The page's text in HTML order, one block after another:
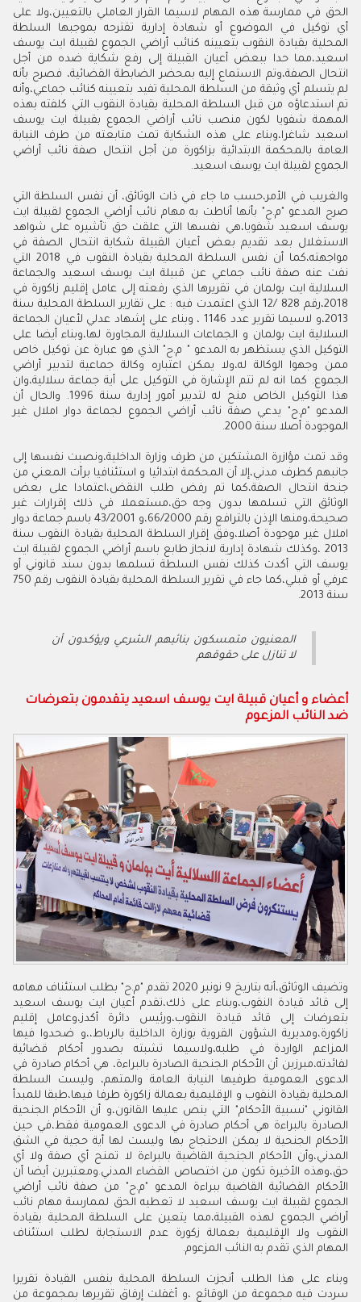
الحق في ممارسة هذه المهام لاسيما القرار العاملي بالتعيين،ولا على
أي توكيل في الموضوع أو شهادة إدارية تقترحه بموجبها السلطة
المحلية بقيادة النقوب بتعيينه كنائب أراضي الجموع لقبيلة ايت يوسف
اسعيد،مما حدا ببعض أعيان القبيلة إلى رفع شكاية ضده من أجل
انتحال الصفة،وتم الاستماع إليه بمحضر الضابطة القضائية، فصرح بأنه
لم يتسلم أي وثيقة من السلطة المحلية تفيد بتعيينه كنائب جماعي،وأنه
تم استدعاؤه من قبل السلطة المحلية بقيادة النقوب التي كلفته بهذه
المهمة شفويا لكون منصب نائب أراضي الجموع بقبيلة ايت يوسف
اسعيد شاغرا،وبناء على هذه الشكاية تمت متابعته من طرف النيابة
العامة بالمحكمة الابتدائية بزاكورة من أجل انتحال صفة نائب أراضي
الجموع لقبيلة ايت يوسف اسعيد.
والغريب في الأمر،حسب ما جاء في ذات الوثائق، أن نفس السلطة التي
صرح المدعو "م.ح" بأنها أناطت به مهام نائب أراضي الجموع لقبيلة ايت
يوسف اسعيد شفويا،هي نفسها التي علقت حق تأشيره على شواهد
الاستغلال بعد تقديم بعض أعيان القبيلة شكاية انتحال الصفة في
مواجهته،كما أن نفس السلطة المحلية بقيادة النقوب في 2018 التي
نفت عنه صفة نائب جماعي عن قبيلة ايت يوسف اسعيد والجماعة
السلالية ايت بولمان في تقريرها الذي رفعته إلى عامل إقليم زاكورة في
2018،رقم 828 /12 الذي اعتمدت فيه : على تقارير السلطة المحلية سنة
2013،و لاسيما تقرير عدد 1146 ، وبناء على إشهاد عدلي لأعيان الجماعة
السلالية ايت بولمان و الجماعات السلالية المجاورة لها،وبناء أيضا على
التوكيل الذي يستظهر به المدعو " م.ح" الذي هو عبارة عن توكيل خاص
ممن وجهوا الوكالة له،ولا يمكن اعتباره وكالة جماعية لتدبير أراضي
الجموع. كما انه لم تتم الإشارة في التوكيل على أية جماعة سلالية،وان
هذا التوكيل الخاص منح له لتدبير أمور إدارية سنة 1996. والحال أن
المدعو "م.ح" يدعي صفة نائب أراضي الجموع لجماعة دوار املال غير
الموجودة أصلا سنة 2000.
وقد تمت مؤازرة المشتكين من طرف وزارة الداخلية،ونصبت نفسها إلى
جانبهم كطرف مدني،إلا أن المحكمة ابتدائيا و استئنافيا برأت المعني من
جنحة انتحال الصفة،كما تم رفض طلب النقض،اعتمادا على بعض
الوثائق التي تسلمها بدون وجه حق،مستعملا في ذلك إقرارات غير
صحيحة،ومنها الإذن بالترافع رقم 66/2000،و 43/2001 باسم جماعة دوار
املال غير موجودة أصلا،وفق إقرار السلطة المحلية بقيادة النقوب سنة
2013 ،وكذلك شهادة إدارية لانجاز طابع باسم أراضي الجموع لقبيلة ايت
يوسف التي أكدت كذلك نفس السلطة تسلمها بدون سند قانوني أو
عرفي أو قبلي،كما جاء في تقرير السلطة المحلية بقيادة النقوب رقم 750
سنة 2013.
المعنيون متمسكون بنائبهم الشرعي ويؤكدون أن
لا تنازل على حقوقهم
أعضاء و أعيان قبيلة ايت يوسف اسعيد يتقدمون بتعرضات
ضد النائب المزعوم
وتضيف الوثائق،أنه بتاريخ 9 نونبر 2020 تقدم "م.ح" بطلب استئناف مهامه
إلى قائد قيادة النقوب،وبناء على ذلك،تقدم أعيان ايت يوسف اسعيد
بتعرضات إلى قائد قيادة النقوب،ورئيس دائرة أكدز،وعامل إقليم
زاكورة،ومديرية الشؤون القروية بوزارة الداخلية بالرباط،،و ضحدوا فيها
المزاعم الواردة في طلبه،ولاسيما تشبته بصدور أحكام قضائية
لفائدته،مبرزين أن الأحكام الجنحية الصادرة بالبراءة، هي أحكام صادرة في
الدعوى العمومية طرفيها النيابة العامة والمتهم، وليست السلطة
المحلية بقيادة النقوب و الإقليمية بعمالة زاكورة طرفا فيها،طبقا للمبدأ
القانوني "نسبية الأحكام" التي ينص عليها القانون،و أن الأحكام الجنحية
الصادرة بالبراءة هي أحكام صادرة في الدعوى العمومية فقط،في حين
الأحكام الجنحية لا يمكن الاحتجاج بها وليست لها أية حجية في الشق
المدني،وأن الأحكام الجنحية القاضية بالبراءة لا تمنح أي صفة ولا أي
حق،وهذه الأخيرة تكون من اختصاص القضاء المدني.ومعتبرين أيضا أن
الأحكام القضائية القاضية ببراءة المدعو "م.ح" من صفة نائب أراضي
الجموع لقبيلة ايت يوسف اسعيد لا تعطيه الحق لممارسة مهام نائب
أراضي الجموع لهذه القبيلة،مما يتعين على السلطة المحلية بقيادة
النقوب ولا الإقليمية بعمالة زكورة عدم الاستجابة لطلب استئناف
المهام الذي تقدم به النائب المزعوم.
وبناء على هذا الطلب أنجزت السلطة المحلية بنفس القيادة تقريرا
سردت فيه مجموعة من الوقائع ،و أغفلت إرفاق تقريرها بمجموعة من